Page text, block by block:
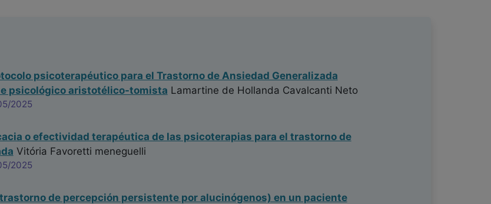
psicoterapéutico para el Trastorno de Ansiedad Generalizada
psicológico aristotélico-tomista Lamartine de Hollanda Cavalcanti Neto
2025
o efectividad terapéutica de las psicoterapias para el trastorno de
Vitória Favoretti meneguelli
2025
de percepción persistente por alucinógenos) en un paciente